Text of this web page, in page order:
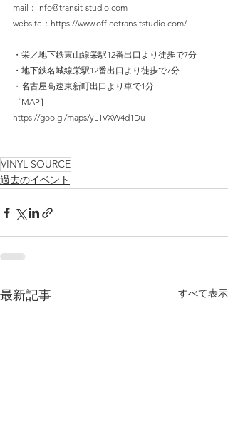
mail： info@transit-studio.com
website： https://www.officetransitstudio.com/
・栄／地下鉄東山線栄駅12番出口より徒歩で7分
・地下鉄名城線栄駅12番出口より徒歩で7分
・名古屋高速東新町出口より車で1分
［MAP］
https://goo.gl/maps/yL1VXW4d1Du
VINYL SOURCE
過去のイベント
最新記事 すべて表示